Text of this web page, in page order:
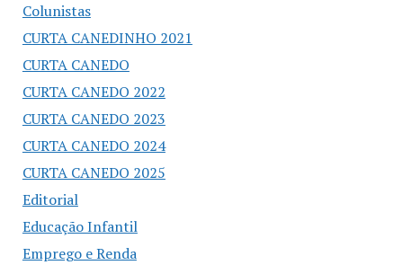
Colunistas
CURTA CANEDINHO 2021
CURTA CANEDO
CURTA CANEDO 2022
CURTA CANEDO 2023
CURTA CANEDO 2024
CURTA CANEDO 2025
Editorial
Educação Infantil
Emprego e Renda